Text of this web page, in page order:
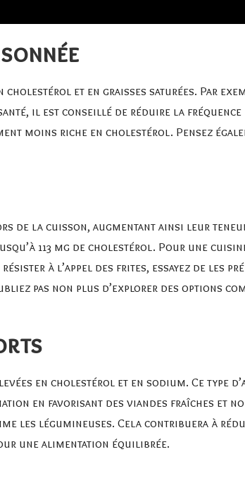
et en graisses saturées. Par
il est conseillé de réduire la fréquence
moins riche en cholestérol. Pensez
de la cuisson, augmentant ainsi leur
113 mg de cholestérol. Pour une
à l’appel des frites, essayez de les
pas non plus d’explorer des options
en cholestérol et en sodium. Ce type
en favorisant des viandes fraîches et
les légumineuses. Cela contribuera à
une alimentation équilibrée.